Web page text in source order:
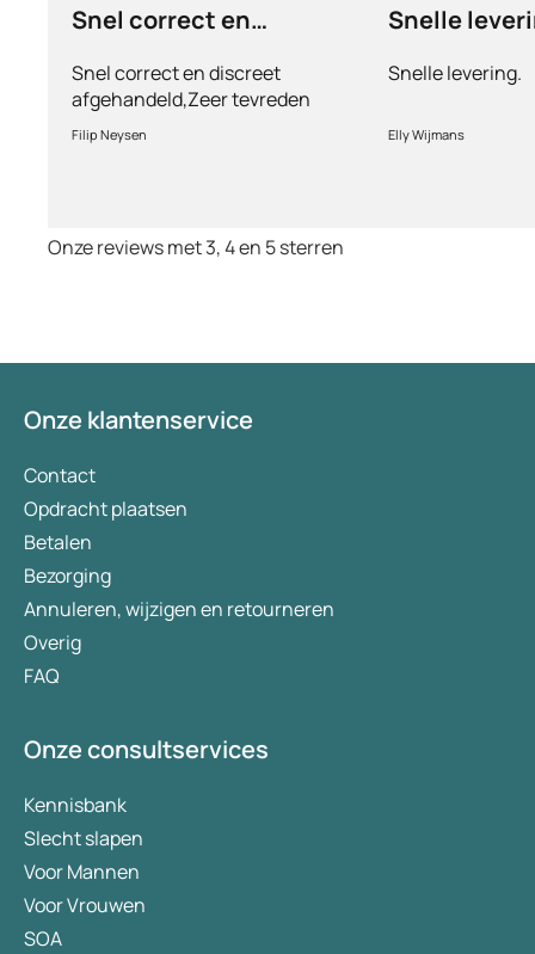
Snel correct en
Snel correct en discreet
afgehandeld,Zeer tevreden
met de service en patiënt
vriendelijkheid.Vermoedelijk
Filip Neysen
Snelle
Snelle levering.
Elly Wijmans
Onze reviews met 3, 4 en 5 sterren
Onze klantenservice
Contact
Opdracht plaatsen
Betalen
Bezorging
Annuleren, wijzigen en retourneren
Overig
FAQ
Onze consultservices
Kennisbank
Slecht slapen
Voor Mannen
Voor Vrouwen
SOA